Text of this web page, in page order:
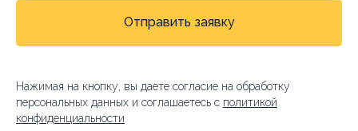
Отправить заявку
Нажимая на кнопку, вы даете согласие на обработку
персональных данных и соглашаетесь c политикой
конфиденциальности